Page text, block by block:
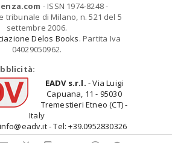
- ISSN 1974-8248 -
tribunale di Milano, n. 521 del 5
settembre 2006.
Delos Books. Partita Iva
04029050962.
EADV s.r.l. - Via Luigi
Capuana, 11 - 95030
Tremestieri Etneo (CT) -
Italy
- Tel: +39.0952830326